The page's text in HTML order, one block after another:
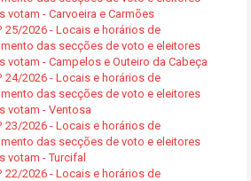
votam - Carvoeira e Carmões
25/2026 - Locais e horários de
das secções de voto e eleitores
votam - Campelos e Outeiro da Cabeça
24/2026 - Locais e horários de
das secções de voto e eleitores
votam - Ventosa
23/2026 - Locais e horários de
das secções de voto e eleitores
votam - Turcifal
22/2026 - Locais e horários de